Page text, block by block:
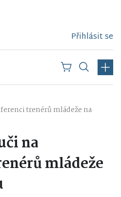
Přihlásit se
trenérů mládeže na
na
mládeže